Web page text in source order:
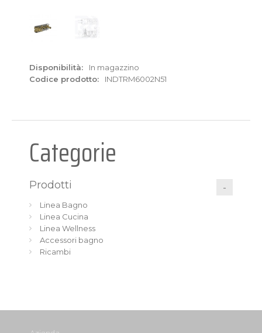
Disponibilità:
In magazzino
Codice prodotto:
INDTRM6002N51
Categorie
Prodotti
Linea Bagno
Linea Cucina
Linea Wellness
Accessori bagno
Ricambi